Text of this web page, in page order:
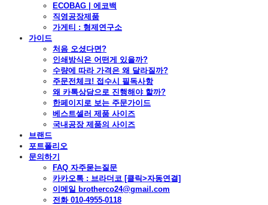
ECOBAG | 에코백
직영공장제품
가게티 : 형제연구소
가이드
처음 오셨다면?
인쇄방식은 어떤게 있을까?
수량에 따라 가격은 왜 달라질까?
주문전체크! 접수시 필독사항
왜 카톡상담으로 진행해야 할까?
한페이지로 보는 주문가이드
베스트셀러 제품 사이즈
국내공장 제품의 사이즈
브랜드
포트폴리오
문의하기
FAQ 자주묻는질문
카카오톡 : 브라더코 [클릭>자동연결]
이메일 brotherco24@gmail.com
전화 010-4955-0118